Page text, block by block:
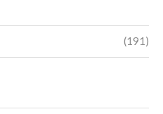
(191)